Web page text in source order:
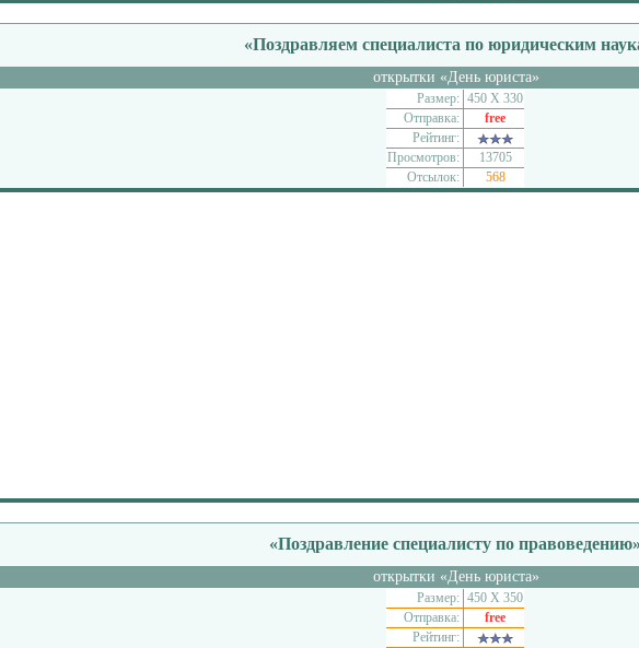
«Поздравляем специалиста по юридическим
открытки «День юриста»
Размер: 450 Х 330
Отправка:
free
Рейтинг:
Просмотров:
13705
Отсылок:
568
«Поздравление специалисту по
открытки «День юриста»
Размер: 450 Х 350
Отправка:
free
Рейтинг: